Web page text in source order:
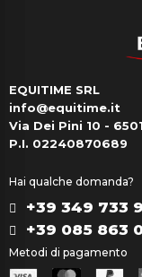
EQUITIME SRL
info@equitime.it
Via Dei Pini 10 -
P.I. 02240870689
Hai qualche domanda?
+39 349 733
+39 085 863
Metodi di pagamento